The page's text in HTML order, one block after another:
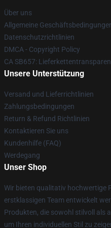
Über uns
Allgemeine
Datenschutzrichtlinien
DMCA - Copyright Policy
CA SB657:
Unsere Unterstützung
Versand und Lieferrichtlinien
Zahlungsbedingungen
Return & Refund Richtlinien
Kontaktieren Sie uns
Kundenhilfe (FAQ)
Werdegang
Unser Shop
Wir bieten qualitativ hochwertige
erstklassigen Team entwickelt
Produkten, die sowohl stilvoll als
um Ihren individuellen Stil zu